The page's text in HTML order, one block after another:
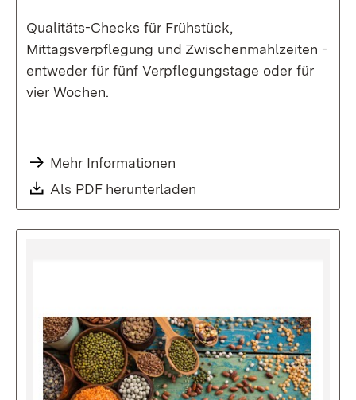
Qualitäts-Checks für Frühstück,
Mittagsverpflegung und Zwischenmahlzeiten -
entweder für fünf Verpflegungstage oder für
vier Wochen.
Mehr Informationen
Als PDF herunterladen